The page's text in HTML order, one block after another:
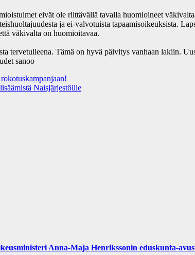
eivät ole riittävällä tavalla huomioineet
ja ei-valvotuista tapaamisoikeuksista.
väkivalta on huomioitavaa.
tervetulleena. Tämä on hyvä päivitys vanhaan lakiin.
sanoo
Naisjärjestöille
Anna-Maja Henrikssonin eduskunta-